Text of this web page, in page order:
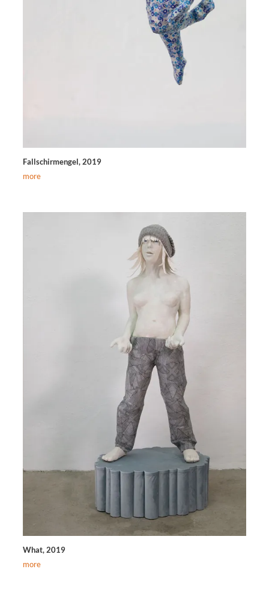
Fallschirmengel, 2019
more
What, 2019
more